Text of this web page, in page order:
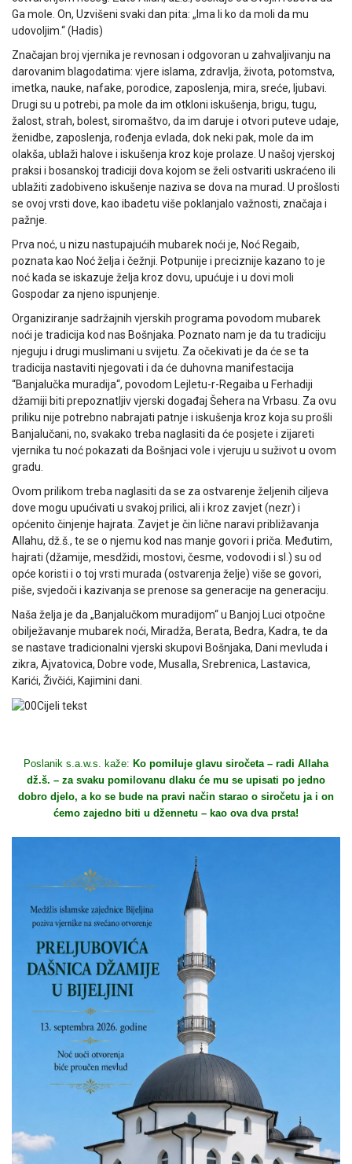
Ga mole. On, Uzvišeni svaki dan pita: „Ima li ko da moli da mu
udovoljim.“ (Hadis)
Značajan broj vjernika je revnosan i odgovoran u zahvaljivanju na
darovanim blagodatima: vjere islama, zdravlja, života, potomstva,
imetka, nauke, nafake, porodice, zaposlenja, mira, sreće, ljubavi.
Drugi su u potrebi, pa mole da im otkloni iskušenja, brigu, tugu,
žalost, strah, bolest, siromaštvo, da im daruje i otvori puteve udaje,
ženidbe, zaposlenja, rođenja evlada, dok neki pak, mole da im
olakša, ublaži halove i iskušenja kroz koje prolaze. U našoj vjerskoj
praksi i bosanskoj tradiciji dova kojom se želi ostvariti uskraćeno ili
ublažiti zadobiveno iskušenje naziva se dova na murad. U prošlosti
se ovoj vrsti dove, kao ibadetu više poklanjalo važnosti, značaja i
pažnje.
Prva noć, u nizu nastupajućih mubarek noći je, Noć Regaib,
poznata kao Noć želja i čežnji. Potpunije i preciznije kazano to je
noć kada se iskazuje želja kroz dovu, upućuje i u dovi moli
Gospodar za njeno ispunjenje.
Organiziranje sadržajnih vjerskih programa povodom mubarek
noći je tradicija kod nas Bošnjaka. Poznato nam je da tu tradiciju
njeguju i drugi muslimani u svijetu. Za očekivati je da će se ta
tradicija nastaviti njegovati i da će duhovna manifestacija
“Banjalučka muradija“, povodom Lejletu-r-Regaiba u Ferhadiji
džamiji biti prepoznatljiv vjerski događaj Šehera na Vrbasu. Za ovu
priliku nije potrebno nabrajati patnje i iskušenja kroz koja su prošli
Banjalučani, no, svakako treba naglasiti da će posjete i zijareti
vjernika tu noć pokazati da Bošnjaci vole i vjeruju u suživot u ovom
gradu.
Ovom prilikom treba naglasiti da se za ostvarenje željenih ciljeva
dove mogu upućivati u svakoj prilici, ali i kroz zavjet (nezr) i
općenito činjenje hajrata. Zavjet je čin lične naravi približavanja
Allahu, dž.š., te se o njemu kod nas manje govori i priča. Međutim,
hajrati (džamije, mesdžidi, mostovi, česme, vodovodi i sl.) su od
opće koristi i o toj vrsti murada (ostvarenja želje) više se govori,
piše, svjedoči i kazivanja se prenose sa generacije na generaciju.
Naša želja je da „Banjalučkom muradijom“ u Banjoj Luci otpočne
obilježavanje mubarek noći, Miradža, Berata, Bedra, Kadra, te da
se nastave tradicionalni vjerski skupovi Bošnjaka, Dani mevluda i
zikra, Ajvatovica, Dobre vode, Musalla, Srebrenica, Lastavica,
Karići, Živčići, Kajimini dani.
Poslanik s.a.w.s. kaže: Ko pomiluje glavu siročeta – radi Allaha
dž.š. – za svaku pomilovanu dlaku će mu se upisati po jedno
dobro djelo, a ko se bude na pravi način starao o siročetu ja i on
ćemo zajedno biti u džennetu – kao ova dva prsta!